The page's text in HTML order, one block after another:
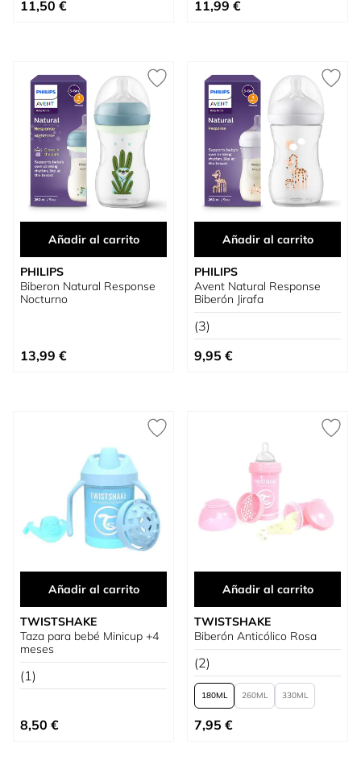
11,50 € 11,99 €
Añadir al carrito
PHILIPS
Biberon Natural Response
Nocturno
13,99 €
Añadir al carrito
PHILIPS
Avent Natural Response
Biberón Jirafa
(3)
9,95 €
Añadir al carrito
TWISTSHAKE
Taza para bebé Minicup +4
meses
(1)
8,50 €
Añadir al carrito
TWISTSHAKE
Biberón Anticólico Rosa
(2)
180 260 330
Tan bajo como
7,95 €